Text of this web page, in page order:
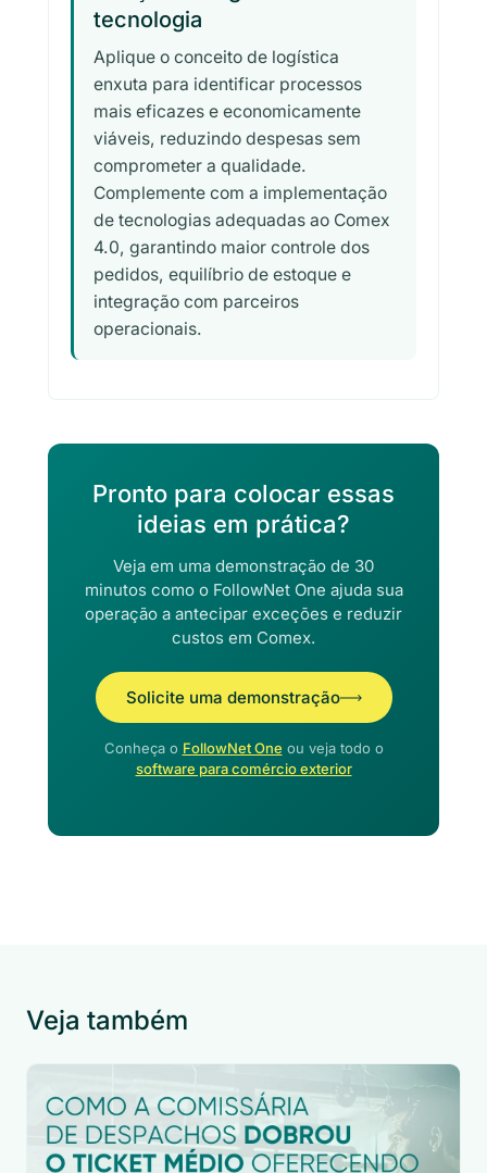
tecnologia
Aplique o conceito de logística
enxuta para identificar processos
mais eficazes e economicamente
viáveis, reduzindo despesas sem
comprometer a qualidade.
Complemente com a implementação
de tecnologias adequadas ao Comex
4.0, garantindo maior controle dos
pedidos, equilíbrio de estoque e
integração com parceiros
operacionais.
Pronto para colocar essas
ideias em prática?
Veja em uma demonstração de 30
minutos como o FollowNet One ajuda sua
operação a antecipar exceções e reduzir
custos em Comex.
Solicite uma demonstração
Conheça o FollowNet One ou veja todo o
software para comércio exterior
Veja também